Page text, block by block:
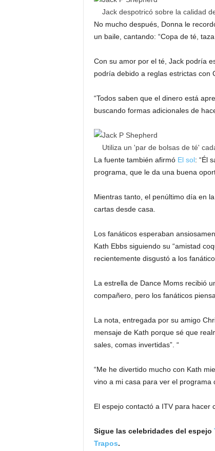
Jack despotricó sobre la calidad
No mucho después, Donna le
un baile, cantando: “Copa de té,
Con su amor por el té, Jack podría
podría debido a reglas estrictas con
“Todos saben que el dinero está
buscando formas adicionales de
Utiliza un 'par de bolsas de té'
La fuente también afirmó El sol: “Él
programa, que le da una buena
Mientras tanto, el penúltimo día en
cartas desde casa.
Los fanáticos esperaban
Kath Ebbs siguiendo su “amistad
recientemente disgustó a los
La estrella de Dance Moms recibió
compañero, pero los fanáticos
La nota, entregada por su amigo
mensaje de Kath porque sé que
sales, comas invertidas”. “
“Me he divertido mucho con Kath
vino a mi casa para ver el programa
El espejo contactó a ITV para hacer
Sigue las celebridades del espejo
Trapos.